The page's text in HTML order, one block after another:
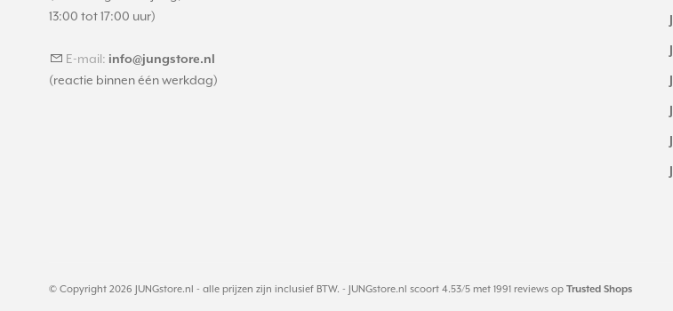
13:00 tot 17:00 uur)
E-mail: info@jungstore.nl
(reactie binnen één werkdag)
© Copyright 2026 JUNGstore.nl - alle prijzen zijn inclusief BTW. - JUNGstore.nl scoort 4.53/5 met 1991 reviews op Trusted Shops